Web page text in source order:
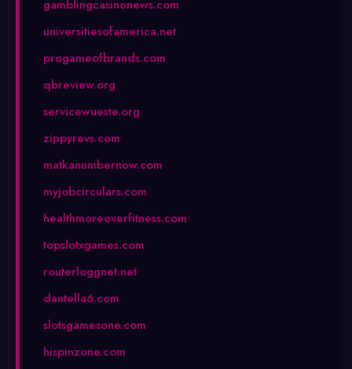
gamblingcasinonews.com
universitiesofamerica.net
progameofbrands.com
qbreview.org
servicewueste.org
zippyrevs.com
matkanumbernow.com
myjobcirculars.com
healthmoreoverfitness.com
topslotxgames.com
routerloggnet.net
dantella6.com
slotsgamesone.com
hispinzone.com